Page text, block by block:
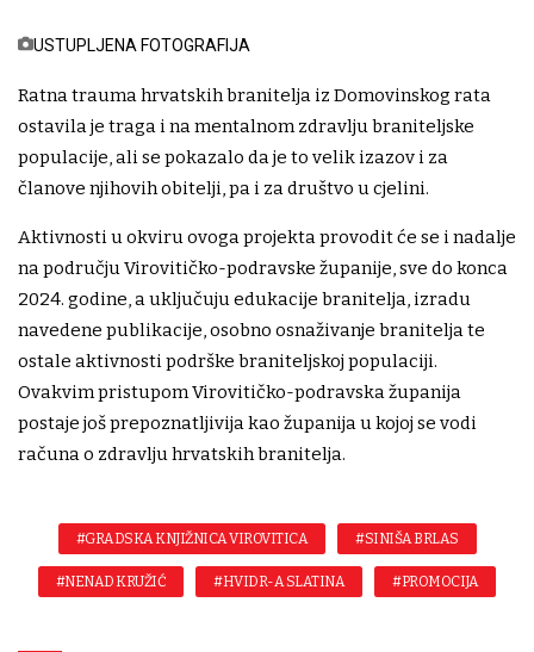
USTUPLJENA FOTOGRAFIJA
Ratna trauma hrvatskih branitelja iz Domovinskog rata
ostavila je traga i na mentalnom zdravlju braniteljske
populacije, ali se pokazalo da je to velik izazov i za
članove njihovih obitelji, pa i za društvo u cjelini.
Aktivnosti u okviru ovoga projekta provodit će se i nadalje
na području Virovitičko-podravske županije, sve do konca
2024. godine, a uključuju edukacije branitelja, izradu
navedene publikacije, osobno osnaživanje branitelja te
ostale aktivnosti podrške braniteljskoj populaciji.
Ovakvim pristupom Virovitičko-podravska županija
postaje još prepoznatljivija kao županija u kojoj se vodi
računa o zdravlju hrvatskih branitelja.
#GRADSKA KNJIŽNICA VIROVITICA #SINIŠA BRLAS
#NENAD KRUŽIĆ #HVIDR-A SLATINA #PROMOCIJA